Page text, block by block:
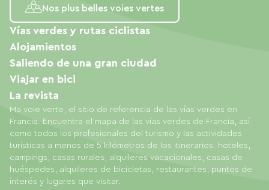
Nos plus belles voies vertes
Ma voie verte, el sitio de referencia de las vías verdes en
Francia. Encuentra el mapa de las vías verdes de Francia, así
como todos los profesionales del turismo y las actividades
turísticas a menos de 5 kilómetros de los itinerarios: hoteles,
campings, casas rurales, alquileres vacacionales, casas de
huéspedes, alquileres de bicicletas, restaurantes, puntos de
interés y lugares que visitar.
Vías verdes y rutas ciclistas
Alojamientos
Saliendo de una gran ciudad
Viajar en bici
La revista